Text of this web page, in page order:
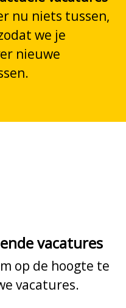
nu niets tussen,
we je
nieuwe
vacatures
op de hoogte te
vacatures.